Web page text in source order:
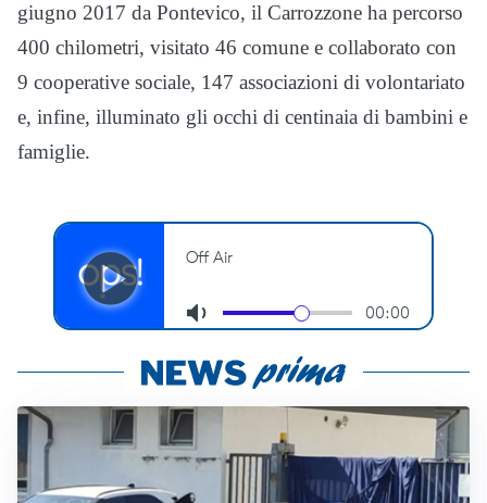
giugno 2017 da Pontevico, il Carrozzone ha percorso
400 chilometri, visitato 46 comune e collaborato con
9 cooperative sociale, 147 associazioni di volontariato
e, infine, illuminato gli occhi di centinaia di bambini e
famiglie.